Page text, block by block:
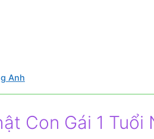
Anh
Con Gái 1 Tuổi